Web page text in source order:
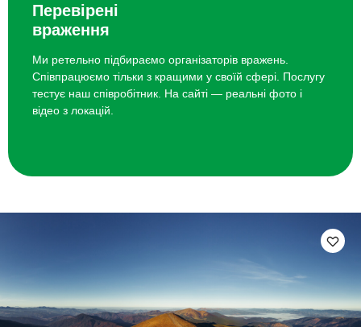
Перевірені
враження
Ми ретельно підбираємо організаторів вражень.
Співпрацюємо тільки з кращими у своїй сфері. Послугу
тестує наш співробітник. На сайті — реальні фото і
відео з локацій.